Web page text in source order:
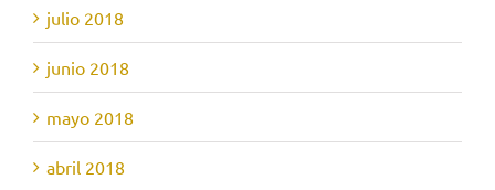
julio 2018
junio 2018
mayo 2018
abril 2018